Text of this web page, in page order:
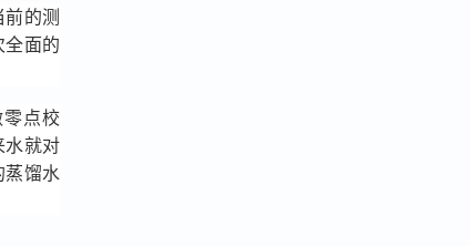
的测
全面的
点校
水就对
蒸馏水